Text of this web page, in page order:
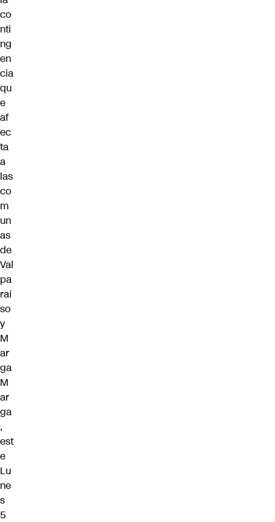
co
nti
ng
en
cia
qu
e
af
ec
ta
a
las
co
m
un
as
de
Val
pa
raí
so
y
M
ar
ga
M
ar
ga
,
est
e
Lu
ne
s
5